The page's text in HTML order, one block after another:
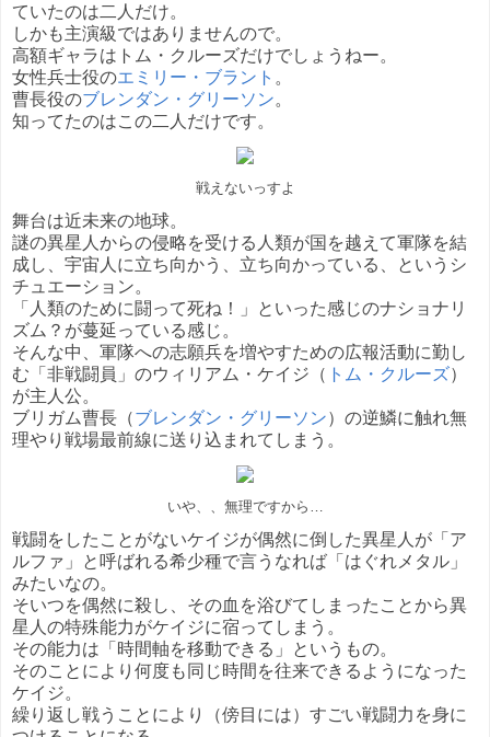
ていたのは二人だけ。
しかも主演級ではありませんので。
高額ギャラはトム・クルーズだけでしょうねー。
女性兵士役のエミリー・ブラント 。
曹長役のブレンダン・グリーソン。
知ってたのはこの二人だけです。
戦えないっすよ
舞台は近未来の地球。
謎の異星人からの侵略を受ける人類が国を越えて軍隊を結
成し、宇宙人に立ち向かう、立ち向かっている、というシ
チュエーション。
「人類のために闘って死ね！」といった感じのナショナリ
ズム？が蔓延っている感じ。
そんな中、軍隊への志願兵を増やすための広報活動に勤し
む「非戦闘員」のウィリアム・ケイジ（ トム・クルーズ）
が主人公。
ブリガム曹長（ブレンダン・グリーソン）の逆鱗に触れ無
理やり戦場最前線に送り込まれてしまう。
いや、、無理ですから…
戦闘をしたことがないケイジが偶然に倒した異星人が「ア
ルファ」と呼ばれる希少種で言うなれば「はぐれメタル」
みたいなの。
そいつを偶然に殺し、その血を浴びてしまったことから異
星人の特殊能力がケイジに宿ってしまう。
その能力は「時間軸を移動できる」というもの。
そのことにより何度も同じ時間を往来できるようになった
ケイジ。
繰り返し戦うことにより（傍目には）すごい戦闘力を身に